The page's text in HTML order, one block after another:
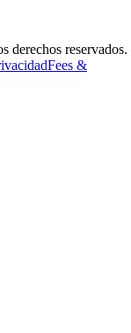
derechos reservados.
Fees &